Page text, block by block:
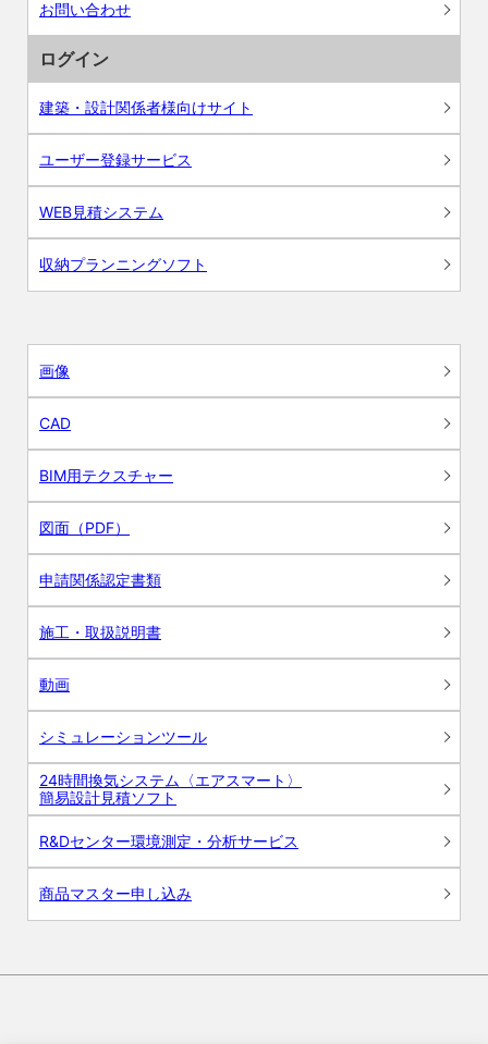
お問い合わせ
ログイン
建築・設計関係者様向けサイト
ユーザー登録サービス
WEB見積システム
収納プランニングソフト
画像
CAD
BIM用テクスチャー
図面（PDF）
申請関係認定書類
施工・取扱説明書
動画
シミュレーションツール
24時間換気システム〈エアスマート〉
簡易設計見積ソフト
R&Dセンター環境測定・分析サービス
商品マスター申し込み